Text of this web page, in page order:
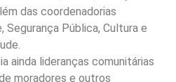
das coordenadorias
Segurança Pública, Cultura e
ainda lideranças comunitárias
moradores e outros